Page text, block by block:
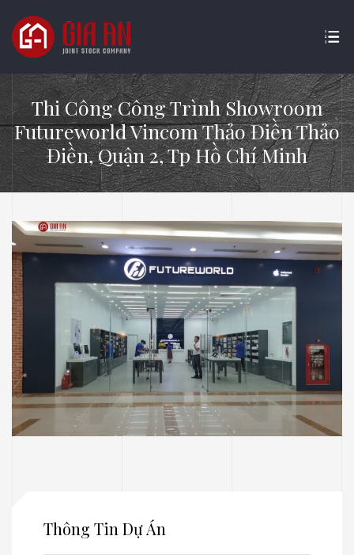
Thi Công Công Trình Showroom
Futureworld Vincom Thảo Điền Thảo
Điền, Quận 2, Tp Hồ Chí Minh
Thông Tin Dự Án